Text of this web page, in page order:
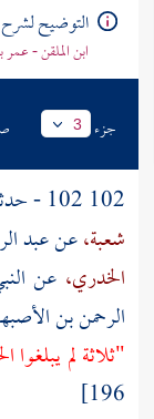
التوضيح
ابن الملقن -
جزء 3
102 102 - حدثنا
شعبة،عنعبد
الخدري، عن
الرحمن بن
"ثلاثة لم يبلغوا
196]